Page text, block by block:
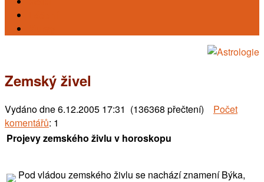
Zemský živel
Vydáno dne6.12.2005 17:31 (136368 přečtení) Počet
komentářů: 1
Projevy zemského živlu v horoskopu
Pod vládou zemského živlu se nachází znamení Býka,